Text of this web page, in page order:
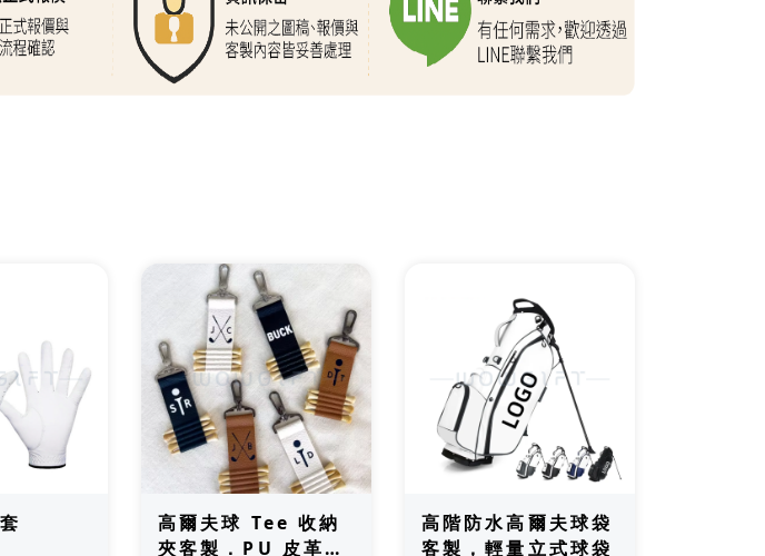
高爾夫球 Tee 收納
夾客製．PU 皮革球
高階防水高爾夫球袋
客製，輕量立式球袋